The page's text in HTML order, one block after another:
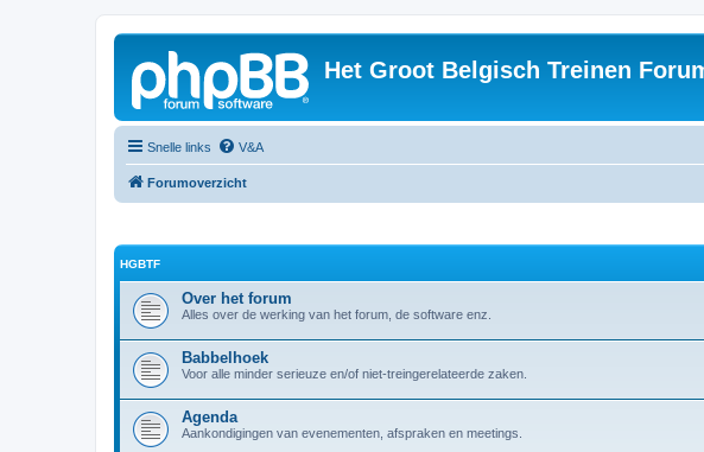
Het Groot Belgisch Treinen
Snelle links V&A
Forumoverzicht
HGBTF
Over het forum
Alles over de werking van het forum, de software enz.
Babbelhoek
Voor alle minder serieuze en/of niet-treingerelateerde zaken.
Agenda
Aankondigingen van evenementen, afspraken en meetings.